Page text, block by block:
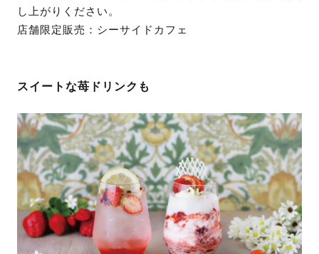
し上がりください。
店舗限定販売：シーサイドカフェ
スイートな苺ドリンクも